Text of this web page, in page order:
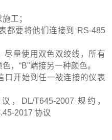
工；
都要将他们连接到 RS-485
尽量使用双色双绞线，所有
，“B"端接另一种颜色。
口开始到任一被连接的仪表
，DL/T645-2007 规约，
2017 协议